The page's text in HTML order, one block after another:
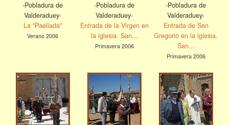
-Pobladura de
Valderaduey-
La "Paellada"
Verano 2006
-Pobladura de
Valderaduey-
Entrada de la Virgen en
la iglesia. San...
Primavera 2006
-Pobladura de
Valderaduey-
Entrada de San
Gregorio en la iglesia.
San...
Primavera 2006